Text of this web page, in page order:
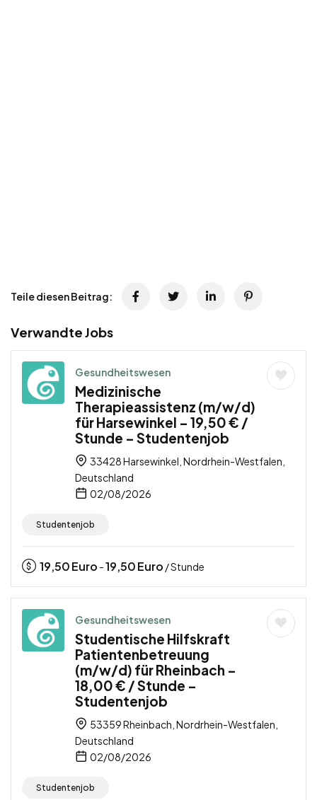
Teile diesen Beitrag:
Verwandte Jobs
Gesundheitswesen
Medizinische
Therapieassistenz (m/w/d)
für Harsewinkel – 19,50 € /
Stunde – Studentenjob
33428 Harsewinkel, Nordrhein-Westfalen,
Deutschland
02/08/2026
Studentenjob
19,50Euro -19,50Euro / Stunde
Gesundheitswesen
Studentische Hilfskraft
Patientenbetreuung
(m/w/d) für Rheinbach –
18,00 € / Stunde –
Studentenjob
53359 Rheinbach, Nordrhein-Westfalen,
Deutschland
02/08/2026
Studentenjob